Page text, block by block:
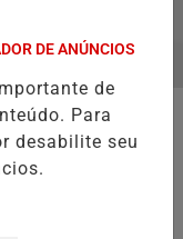
DE ANÚNCIOS
de
Para
desabilite seu